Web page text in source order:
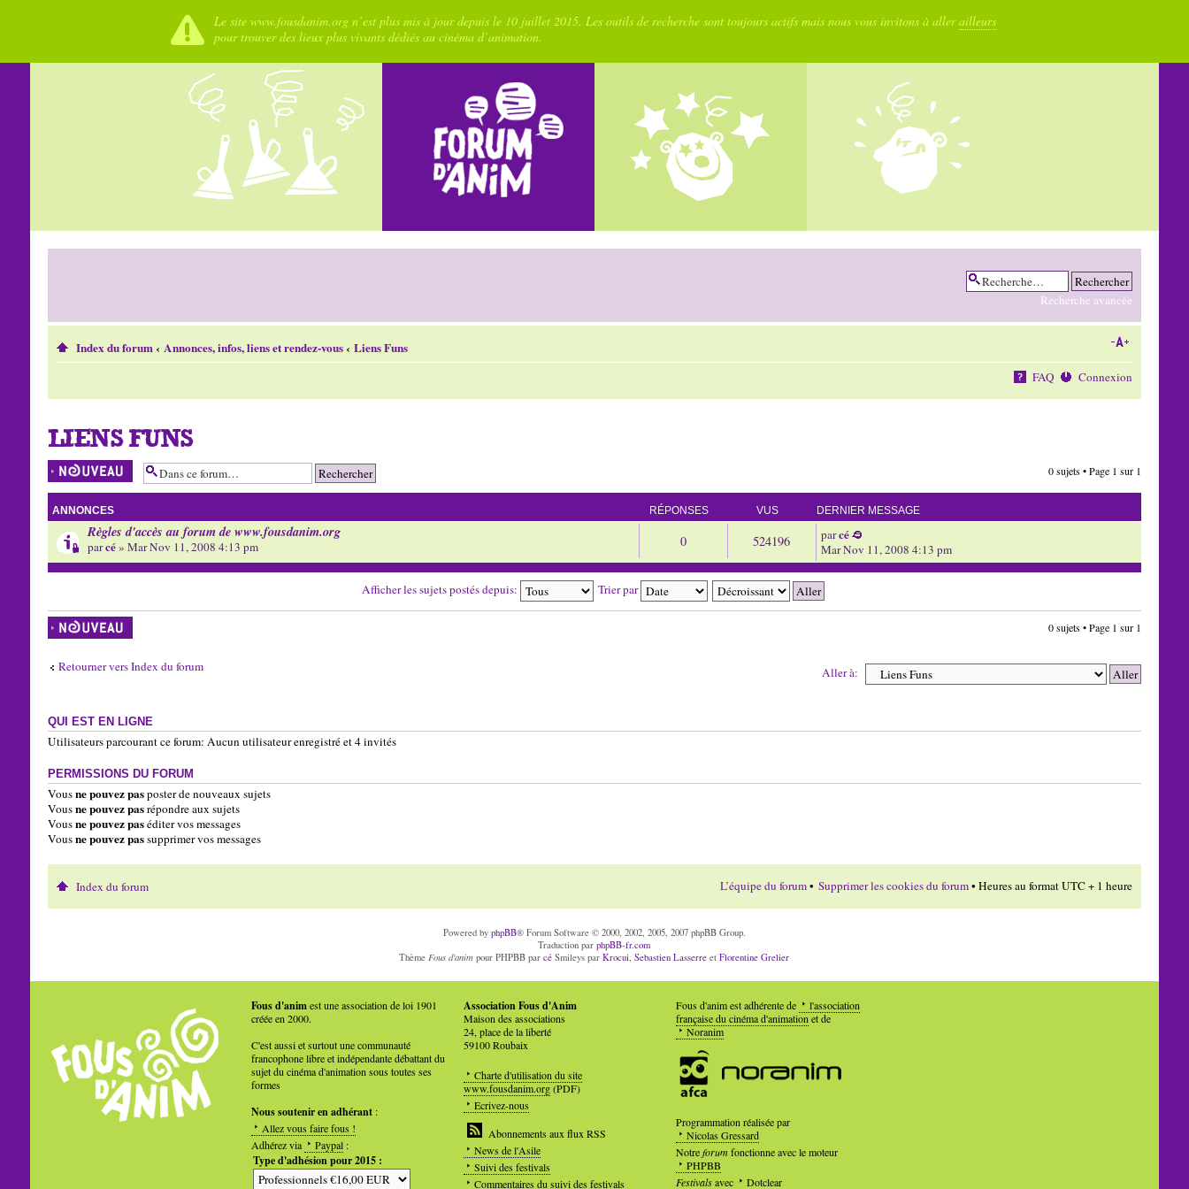
Le site www.fousdanim.org n’est plus mis à jour depuis le 10 juillet 2015. Les outils de recherche sont toujours actifs mais nous vous invitons à allerailleurs
pour trouver des lieux plus vivants dédiés au cinéma d’animation.
Recherche avancée
Index du forum‹ Annonces, infos, liens et rendez-vous‹ Liens Funs
FAQ Connexion
LIENS FUNS
Écrire un nouveau
sujet
0 sujets • Page 1 sur 1
ANNONCES RÉPONSES VUS DERNIER MESSAGE
Règles d'accès au forum de www.fousdanim.org
parcé» Mar Nov 11, 2008 4:13 pm 0 524196 parcé
Mar Nov 11, 2008 4:13 pm
Afficher les sujets postés depuis: Trier par
Écrire un nouveau
sujet
0 sujets • Page 1 sur 1
Retourner vers Index du forum Aller à:
QUI EST EN LIGNE
Utilisateurs parcourant ce forum: Aucun utilisateur enregistré et 4 invités
PERMISSIONS DU FORUM
Vousne pouvez pasposter de nouveaux sujets
Vousne pouvez pasrépondre aux sujets
Vousne pouvez paséditer vos messages
Vousne pouvez passupprimer vos messages
Index du forum L’équipe du forum• Supprimer les cookies du forum• Heures au format UTC + 1 heure
Powered by phpBB® Forum Software © 2000, 2002, 2005, 2007 phpBB Group.
Traduction parphpBB-fr.com
Thème Fous d'anim pour PHPBB parcé Smileys parKrocui ,Sebastien Lasserre etFlorentine Grelier
Fous d'animest une association de loi 1901
créée en 2000.
C'est aussi et surtout une communauté
francophone libre et indépendante débattant du
sujet du cinéma d'animation sous toutes ses
formes
Nous soutenir en adhérant:
Allez vous faire fous !
Adhérez via
Paypal:
Type d'adhésion pour 2015 :
Association Fous d'Anim
Maison des associations
24, place de la liberté
59100 Roubaix
Charte d'utilisation du site
www.fousdanim.org(PDF)
Ecrivez-nous
Abonnements aux flux RSS
News de l'Asile
Suivi des festivals
Commentaires du suivi des festivals
Fous d'anim est adhérente de
l'association
française du cinéma d'animationet de
Noranim
Programmation réalisée par
Nicolas Gressard
Notreforumfonctionne avec le moteur
PHPBB
Festivalsavec Dotclear